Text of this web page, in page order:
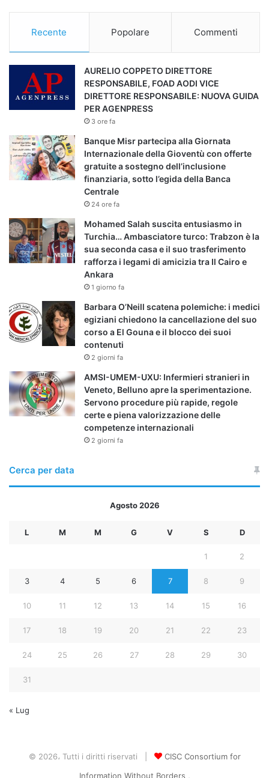
Recente Popolare Commenti
AURELIO COPPETO DIRETTORE
RESPONSABILE, FOAD AODI VICE
DIRETTORE RESPONSABILE: NUOVA GUIDA
PER AGENPRESS
3 ore fa
Banque Misr partecipa alla Giornata
Internazionale della Gioventù con offerte
gratuite a sostegno dell’inclusione
finanziaria, sotto l’egida della Banca
Centrale
24 ore fa
Mohamed Salah suscita entusiasmo in
Turchia… Ambasciatore turco: Trabzon è la
sua seconda casa e il suo trasferimento
rafforza i legami di amicizia tra Il Cairo e
Ankara
1 giorno fa
Barbara O’Neill scatena polemiche: i medici
egiziani chiedono la cancellazione del suo
corso a El Gouna e il blocco dei suoi
contenuti
2 giorni fa
AMSI-UMEM-UXU: Infermieri stranieri in
Veneto, Belluno apre la sperimentazione.
Servono procedure più rapide, regole
certe e piena valorizzazione delle
competenze internazionali
2 giorni fa
Cerca per data
Agosto 2026
L M M G V S D
1 2
3 4 5 6 7 8 9
10 11 12 13 14 15 16
17 18 19 20 21 22 23
24 25 26 27 28 29 30
31
« Lug
© 2026، Tutti i diritti riservati |
CISC Consortium for
Information Without Borders ,